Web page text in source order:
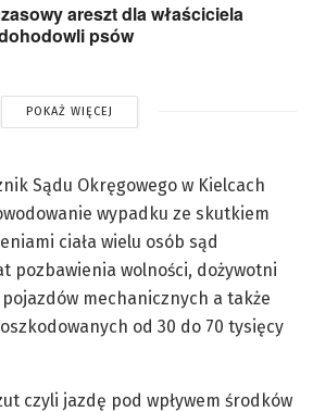
areszt dla właściciela
psów
POKAŻ WIĘCEJ
Sądu Okręgowego w Kielcach
wypadku ze skutkiem
ciała wielu osób sąd
pozbawienia wolności, dożywotni
mechanicznych a także
od 30 do 70 tysięcy
czyli jazdę pod wpływem środków